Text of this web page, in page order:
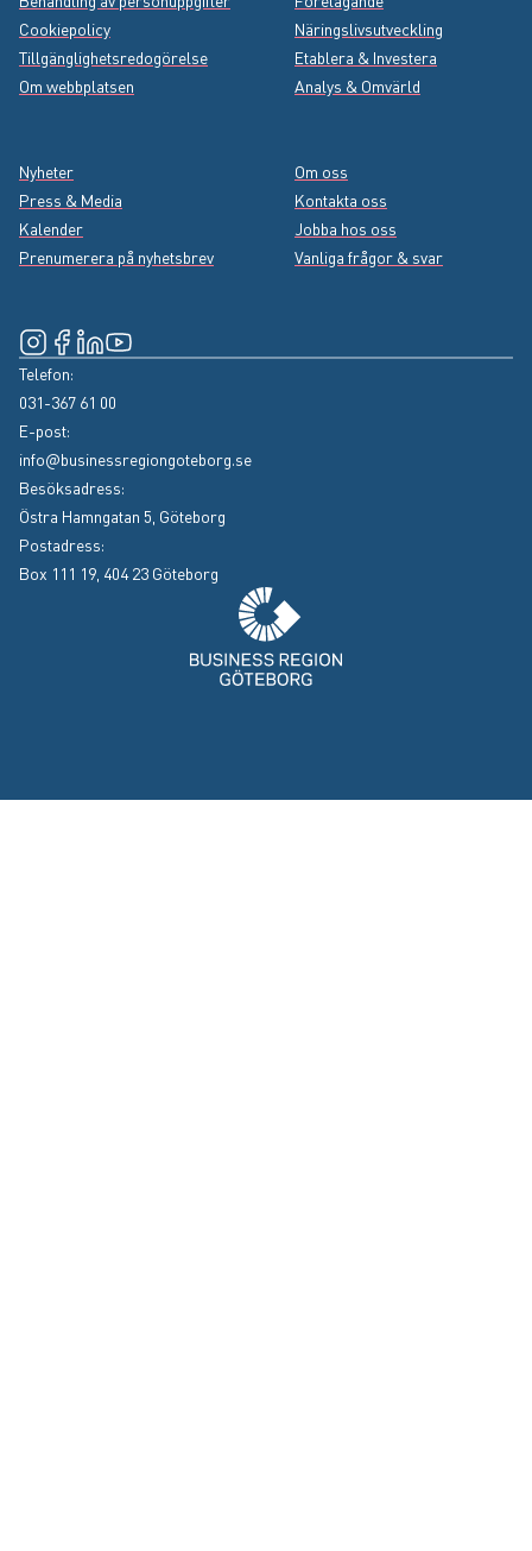
Instagram
(Extern länk, öppnas i nytt fönster)
Facebook
(Extern länk, öppnas i nytt fönster)
Cookiepolicy
Tillgänglighetsredogörelse
Om webbplatsen
Näringslivsutveckling
Etablera & Investera
Analys & Omvärld
Nyheter
Press & Media
Kalender
Prenumerera på nyhetsbrev
Om oss
Kontakta oss
Jobba hos oss
Vanliga frågor & svar
Telefon:
031-367 61 00
E-post:
info@businessregiongoteborg.se
Besöksadress:
Östra Hamngatan 5, Göteborg
Postadress:
Box 111 19, 404 23 Göteborg